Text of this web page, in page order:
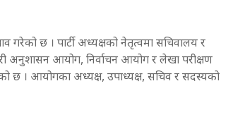
गरेको छ । पार्टी अध्यक्षको नेतृत्वमा सचिवालय र
अनुशासन आयोग, निर्वाचन आयोग र लेखा परीक्षण
छ । आयोगका अध्यक्ष, उपाध्यक्ष, सचिव र सदस्यको